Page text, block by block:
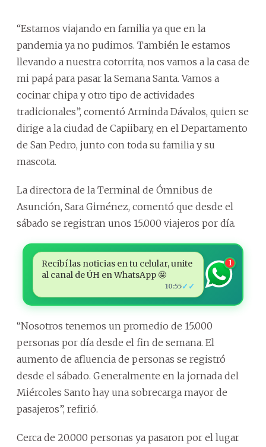
“Estamos viajando en familia ya que en la
pandemia ya no pudimos. También le estamos
llevando a nuestra cotorrita, nos vamos a la casa de
mi papá para pasar la Semana Santa. Vamos a
cocinar chipa y otro tipo de actividades
tradicionales”, comentó Arminda Dávalos, quien se
dirige a la ciudad de Capiibary, en el Departamento
de San Pedro, junto con toda su familia y su
mascota.
La directora de la Terminal de Ómnibus de
Asunción, Sara Giménez, comentó que desde el
sábado se registran unos 15.000 viajeros por día.
Recibí las noticias en tu celular, unite
al canal de ÚH en WhatsApp 🤩
10:55✓✓
1
“Nosotros tenemos un promedio de 15.000
personas por día desde el fin de semana. El
aumento de afluencia de personas se registró
desde el sábado. Generalmente en la jornada del
Miércoles Santo hay una sobrecarga mayor de
pasajeros”, refirió.
Cerca de 20.000 personas ya pasaron por el lugar